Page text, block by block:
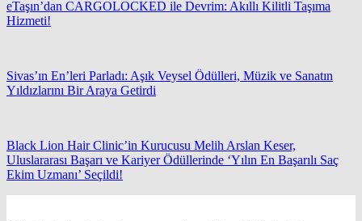
eTaşın’dan CARGOLOCKED ile Devrim: Akıllı Kilitli Taşıma
Hizmeti!
Sivas’ın En’leri Parladı: Aşık Veysel Ödülleri, Müzik ve Sanatın
Yıldızlarını Bir Araya Getirdi
Black Lion Hair Clinic’in Kurucusu Melih Arslan Keser,
Uluslararası Başarı ve Kariyer Ödüllerinde ‘Yılın En Başarılı Saç
Ekim Uzmanı’ Seçildi!